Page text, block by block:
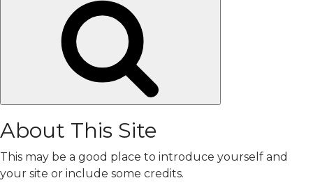
About This Site
This may be a good place to introduce yourself and
your site or include some credits.